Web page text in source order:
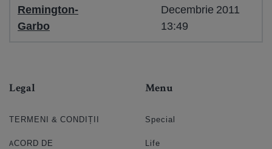
Remington-
Garbo
Decembrie 2011
13:49
Legal
TERMENI & CONDIȚII
ACORD DE
Menu
Special
Life